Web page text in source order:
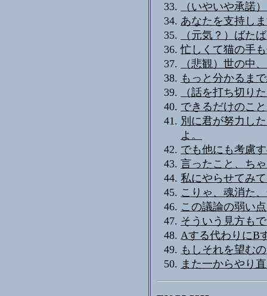
（いやいや承諾
あなたを支持し
（元気？）ばた
忙しくて猫の手
（悲観）世の中
もっと分かるま
（話を打ち切り
できるだけのこ
別に君が努力し
よ。
でも他にも考慮
言ったこと、ち
私にやらせてみ
こりゃ、魂消た
この議論の弱い
そういう見方も
Aする代わりにB
もしそれを望む
また一からやり